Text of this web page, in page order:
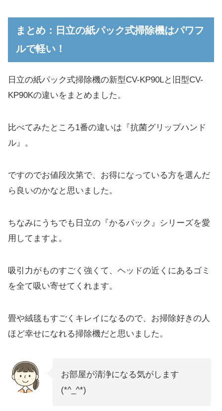
まとめ：日立の紙パック式掃除機はパワフ
ルで軽い！
日立の紙パック式掃除機の新型CV-KP90Lと旧型CV-
KP90Kの違いをまとめました。
比べてみたところ1番の違いは『抗菌グリップハンド
ル』。
ですのでお値段次第で、お得になっている方を選んだ
ら良いのかなと思いました。
ちなみにうちでも日立の『かるパック』シリーズを愛
用してますよ。
吸引力がものすごく強くて、ヘッドの近くにあるゴミ
を全て吸い寄せてくれます。
畳や絨毯もすごくキレイになるので、お掃除好きの人
ほど幸せになれる掃除機だと思いました。
お部屋が清浄になる気がします
(*^_^*)